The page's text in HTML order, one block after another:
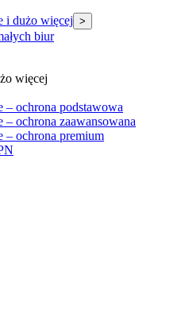
i dużo więcej >
biur
więcej
– ochrona podstawowa
ochrona zaawansowana
– ochrona premium